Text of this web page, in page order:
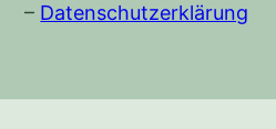
– Datenschutzerklärung